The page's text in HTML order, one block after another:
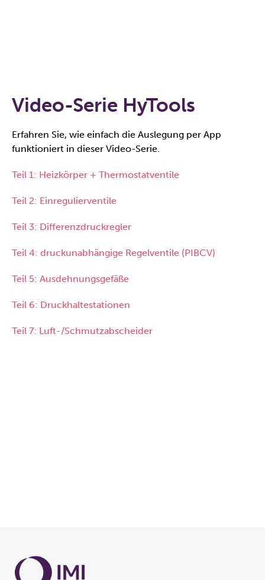
Video-Serie HyTools
Erfahren Sie, wie einfach die Auslegung per App
funktioniert in dieser Video-Serie.
Teil 1: Heizkörper + Thermostatventile
Teil 2: Einregulierventile
Teil 3: Differenzdruckregler
Teil 4: druckunabhängige Regelventile (PIBCV)
Teil 5: Ausdehnungsgefäße
Teil 6: Druckhaltestationen
Teil 7: Luft-/Schmutzabscheider